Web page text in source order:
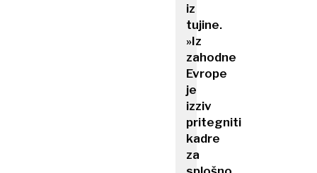
iz
tujine.
»Iz
zahodne
Evrope
je
izziv
pritegniti
kadre
za